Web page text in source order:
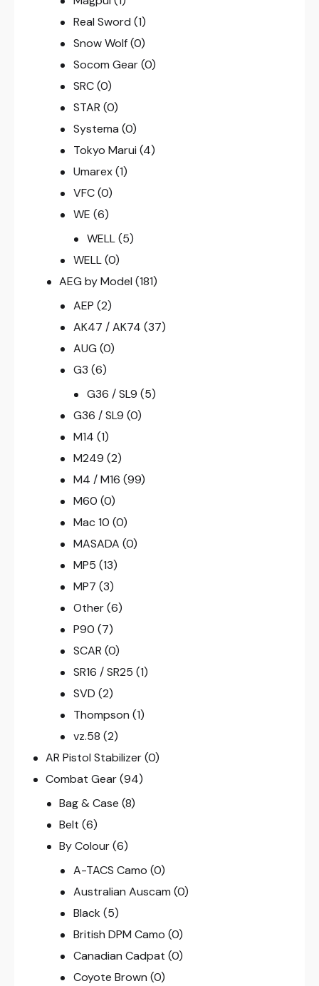
Real Sword (1)
Snow Wolf (0)
Socom Gear (0)
SRC (0)
STAR (0)
Systema (0)
Tokyo Marui (4)
Umarex (1)
VFC (0)
WE (6)
WELL (5)
WELL (0)
AEG by Model (181)
AEP (2)
AK47 / AK74 (37)
AUG (0)
G3 (6)
G36 / SL9 (5)
G36 / SL9 (0)
M14 (1)
M249 (2)
M4 / M16 (99)
M60 (0)
Mac 10 (0)
MASADA (0)
MP5 (13)
MP7 (3)
Other (6)
P90 (7)
SCAR (0)
SR16 / SR25 (1)
SVD (2)
Thompson (1)
vz.58 (2)
AR Pistol Stabilizer(0)
Combat Gear(94)
Bag & Case (8)
Belt (6)
By Colour (6)
A-TACS Camo (0)
Australian Auscam (0)
Black (5)
British DPM Camo (0)
Canadian Cadpat (0)
Coyote Brown (0)